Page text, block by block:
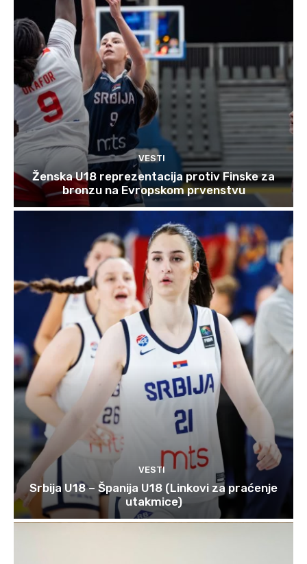
VESTI
Ženska U18 reprezentacija protiv Finske za
bronzu na Evropskom prvenstvu
VESTI
Srbija U18 – Španija U18 (Linkovi za praćenje
utakmice)